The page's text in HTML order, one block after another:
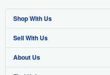
Shop With Us
Advanced Search
Browse Collections
Sell With Us
Start Selling
About Us